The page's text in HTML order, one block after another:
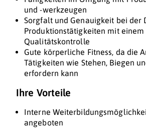
und -werkzeugen
Sorgfalt und Genauigkeit bei der
Produktionstätigkeiten mit
Qualitätskontrolle
Gute körperliche Fitness, da die
Tätigkeiten wie Stehen, Biegen
erfordern kann
Ihre Vorteile
Interne
angeboten